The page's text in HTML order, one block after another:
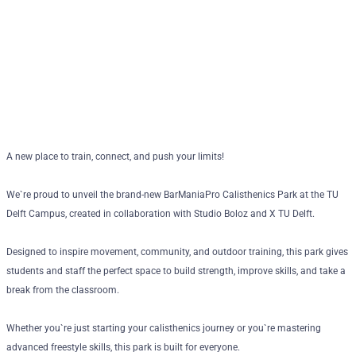
A new place to train, connect, and push your limits!
We`re proud to unveil the brand-new BarManiaPro Calisthenics Park at the TU
Delft Campus, created in collaboration with Studio Boloz and X TU Delft.
Designed to inspire movement, community, and outdoor training, this park gives
students and staff the perfect space to build strength, improve skills, and take a
break from the classroom.
Whether you`re just starting your calisthenics journey or you`re mastering
advanced freestyle skills, this park is built for everyone.